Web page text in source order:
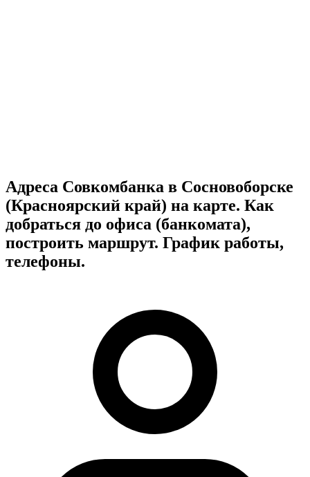
Адреса Совкомбанка в Сосновоборске
(Красноярский край) на карте. Как
добраться до офиса (банкомата),
построить маршрут. График работы,
телефоны.